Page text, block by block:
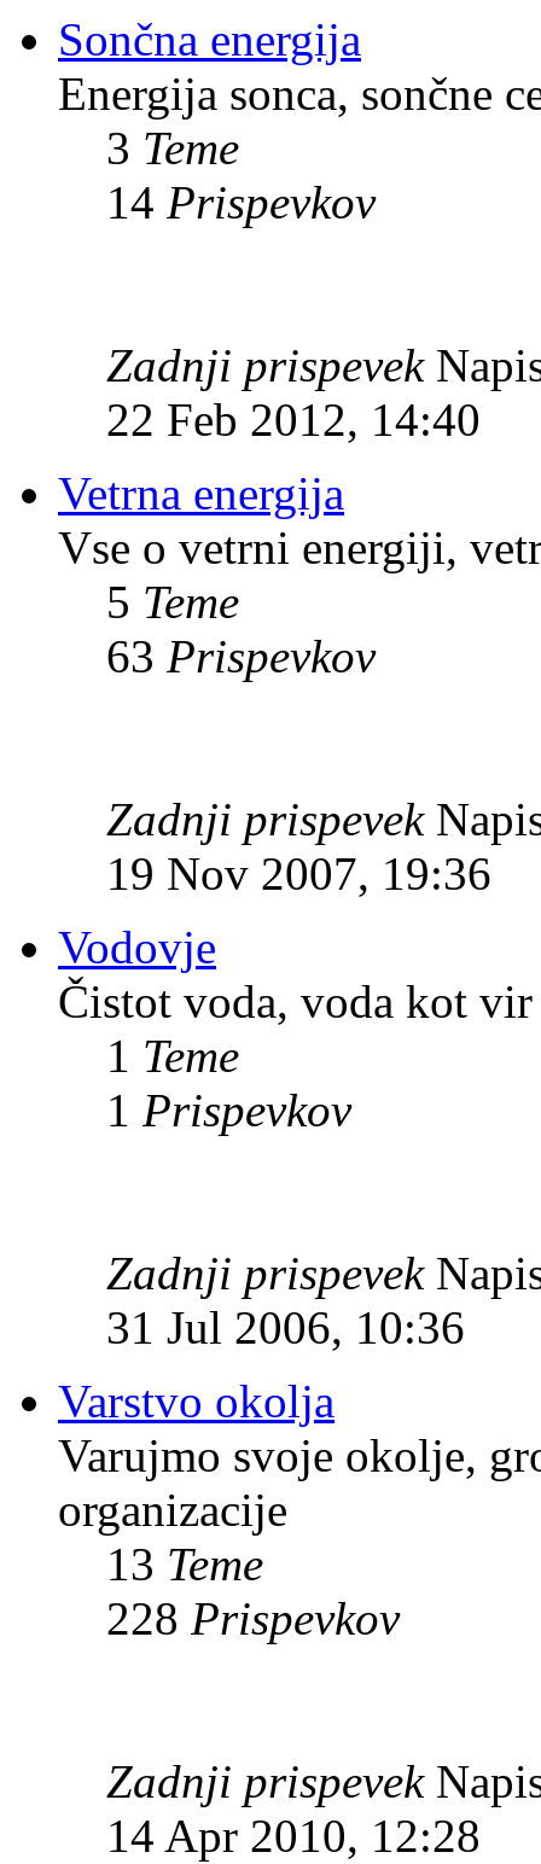
Sončna energija
Energija sonca, sončne
3 Teme
14 Prispevkov
Zadnji prispevek
22 Feb 2012, 14:40
Vetrna energija
Vse o vetrni energiji,
5 Teme
63 Prispevkov
Zadnji prispevek
19 Nov 2007, 19:36
Vodovje
Čistot voda, voda kot
1 Teme
1 Prispevkov
Zadnji prispevek
31 Jul 2006, 10:36
Varstvo okolja
Varujmo svoje okolje,
organizacije
13 Teme
228 Prispevkov
Zadnji prispevek
14 Apr 2010, 12:28